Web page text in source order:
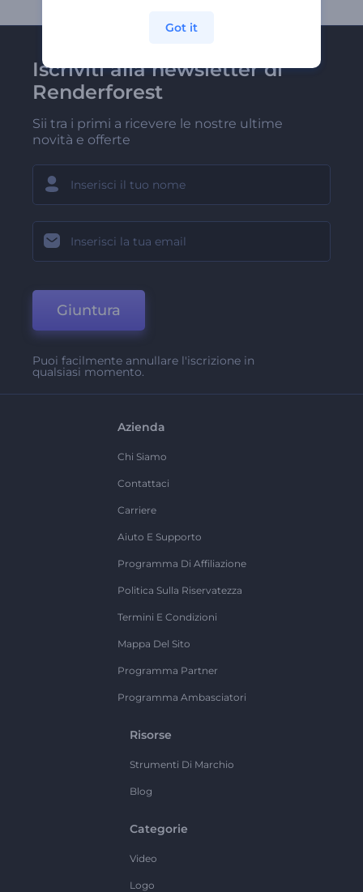
Iscriviti alla newsletter di
Renderforest
Sii tra i primi a ricevere le nostre ultime
novità e offerte
Giuntura
Puoi facilmente annullare l'iscrizione in
qualsiasi momento.
Azienda
Chi Siamo
Contattaci
Carriere
Aiuto E Supporto
Programma Di Affiliazione
Politica Sulla Riservatezza
Termini E Condizioni
Mappa Del Sito
Programma Partner
Programma Ambasciatori
Risorse
Strumenti Di Marchio
Blog
Categorie
Video
Logo
Got it